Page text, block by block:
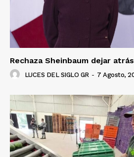
Rechaza Sheinbaum dejar
LUCES DEL SIGLO GR - 7 Agosto,